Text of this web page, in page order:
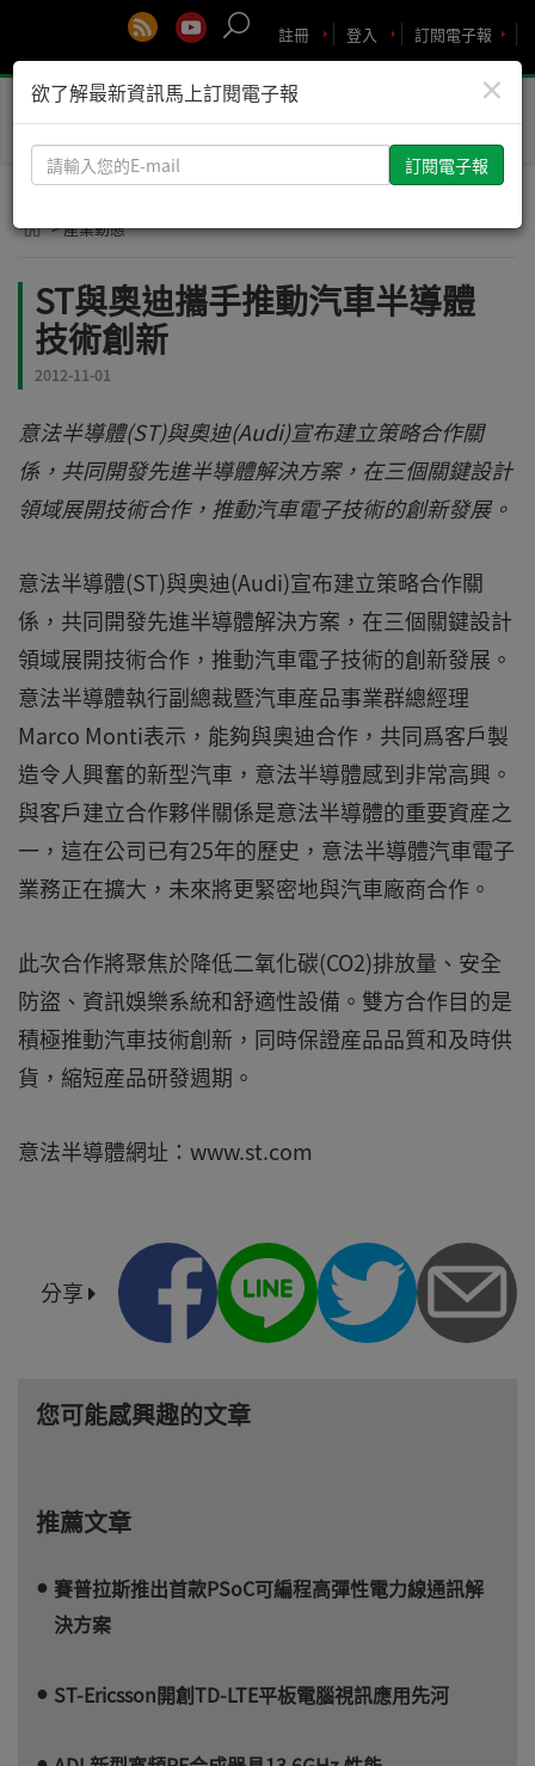
訂閱電子報
登入
註冊
Toggle
> 產業動態
ST與奧迪攜手推動汽車半導體
技術創新
2012-11-01
意法半導體(ST)與奧迪(Audi)宣布建立策略合作關
係，共同開發先進半導體解決方案，在三個關鍵設計
領域展開技術合作，推動汽車電子技術的創新發展。
意法半導體(ST)與奧迪(Audi)宣布建立策略合作關
係，共同開發先進半導體解決方案，在三個關鍵設計
領域展開技術合作，推動汽車電子技術的創新發展。
意法半導體執行副總裁暨汽車産品事業群總經理
Marco Monti表示，能夠與奧迪合作，共同爲客戶製
造令人興奮的新型汽車，意法半導體感到非常高興。
與客戶建立合作夥伴關係是意法半導體的重要資産之
一，這在公司已有25年的歷史，意法半導體汽車電子
業務正在擴大，未來將更緊密地與汽車廠商合作。
此次合作將聚焦於降低二氧化碳(CO2)排放量、安全
防盜、資訊娛樂系統和舒適性設備。雙方合作目的是
積極推動汽車技術創新，同時保證産品品質和及時供
貨，縮短産品研發週期。
意法半導體網址：www.st.com
分享
您可能感興趣的文章
推薦文章
賽普拉斯推出首款PSoC可編程高彈性電力線通訊解
決方案
ST-Ericsson開創TD-LTE平板電腦視訊應用先河
×
欲了解最新資訊馬上訂閱電子報
請
輸
您
E-
mail